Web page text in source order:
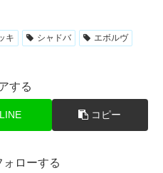
キ シャドバ
エボルヴ
する
LINE コピー
ローする